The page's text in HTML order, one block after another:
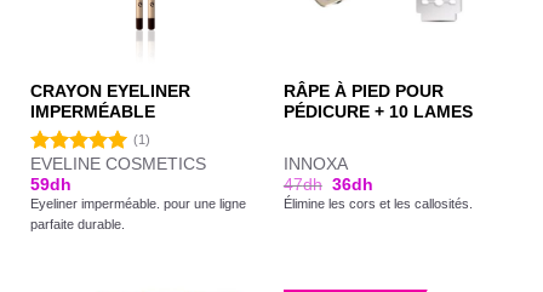
CRAYON EYELINER
IMPERMÉABLE
Note5.00
sur 5
(1)
EVELINE COSMETICS
59dh
Eyeliner imperméable. pour une ligne
parfaite durable.
RÂPE À PIED POUR
PÉDICURE + 10 LAMES
INNOXA
47dh 36dh
Élimine les cors et les callosités.